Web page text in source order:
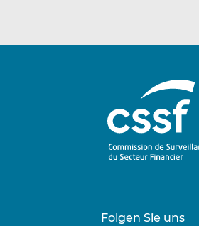
Folgen Sie uns